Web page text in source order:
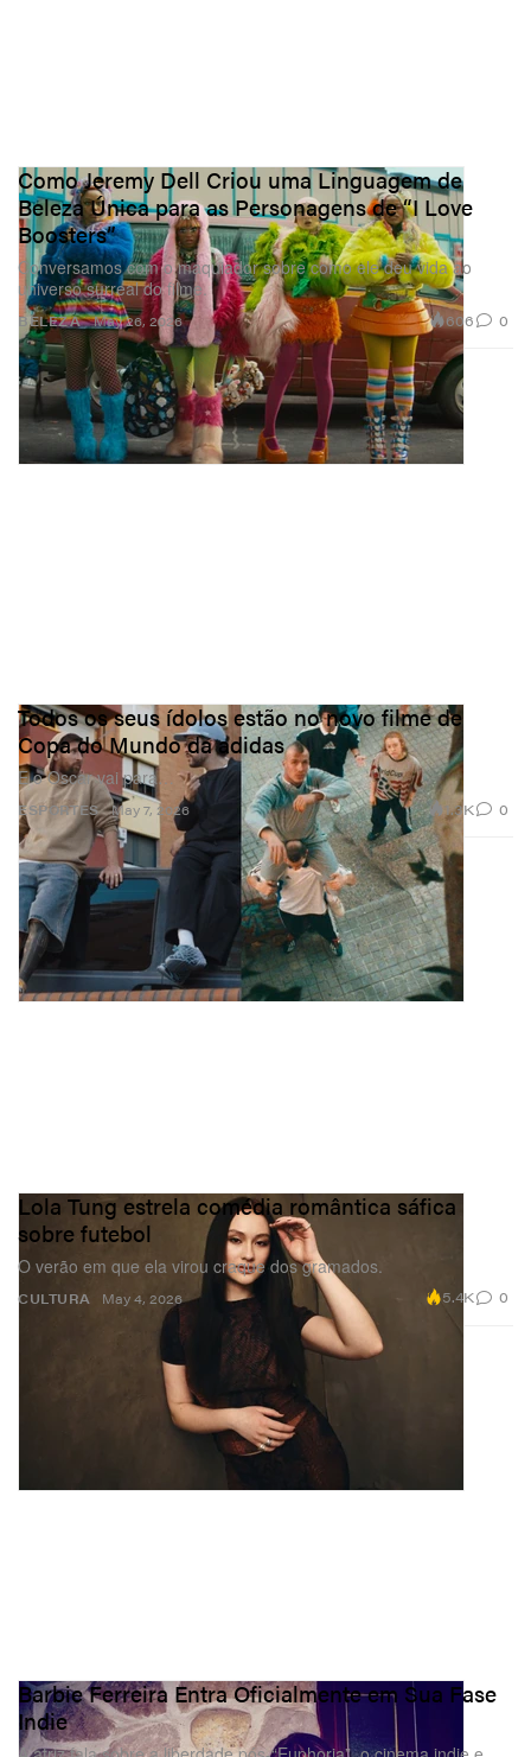
BELEZA
Como Jeremy Dell Criou uma Linguagem de
Beleza Única para as Personagens de “I Love
Boosters”
Conversamos com o maquiador sobre como ele deu vida ao
universo surreal do filme.
May 26, 2026 606 0
ESPORTES
Todos os seus ídolos estão no novo filme de
Copa do Mundo da adidas
E o Oscar vai para…
May 7, 2026 1.3K 0
CULTURA
Lola Tung estrela comédia romântica sáfica
sobre futebol
O verão em que ela virou craque dos gramados.
May 4, 2026 5.4K 0
Barbie Ferreira Entra Oficialmente em Sua Fase
Indie